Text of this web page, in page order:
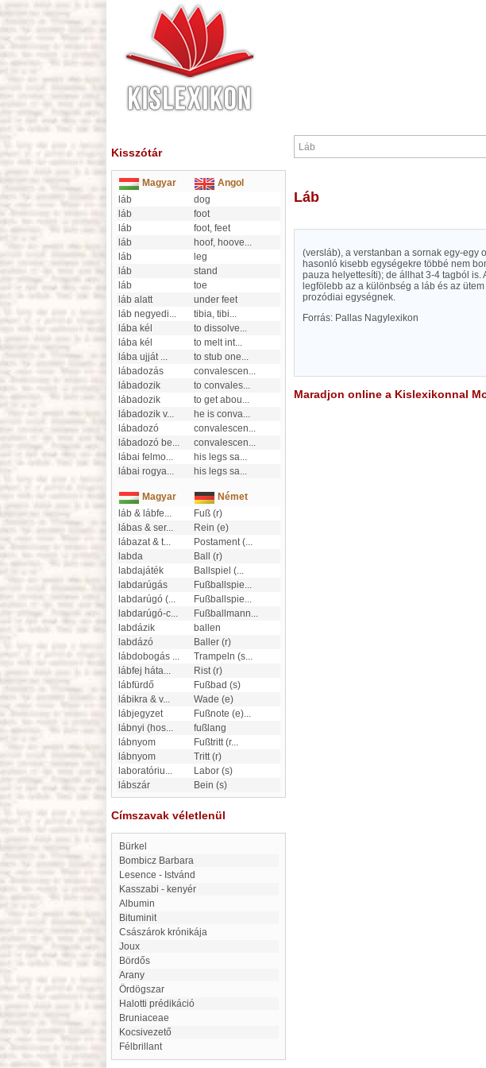
Kisszótár
Magyar
Angol
láb
dog
láb
foot
láb
foot, feet
láb
hoof, hoove...
láb
leg
láb
stand
láb
toe
láb alatt
under feet
láb negyedi... tibia, tibi...
lába kél
to dissolve...
lába kél
to melt int...
lába ujját ... to stub one...
lábadozás
convalescen...
lábadozik
to convales...
lábadozik
to get abou...
lábadozik v... he is conva...
lábadozó
convalescen...
lábadozó be... convalescen...
lábai felmo... his legs sa...
lábai rogya... his legs sa...
Magyar
Német
láb & lábfe...
Fuß (r)
lábas & ser...
Rein (e)
lábazat & t... Postament (...
labda
Ball (r)
labdajáték
Ballspiel (...
labdarúgás
Fußballspie...
labdarúgó (... Fußballspie...
labdarúgó-c... Fußballmann...
labdázik
ballen
labdázó
Baller (r)
lábdobogás ... Trampeln (s...
lábfej háta...
Rist (r)
lábfürdő
Fußbad (s)
lábikra & v...
Wade (e)
lábjegyzet
Fußnote (e)...
lábnyi (hos...
fußlang
lábnyom
Fußtritt (r...
lábnyom
Tritt (r)
laboratóriu...
Labor (s)
lábszár
Bein (s)
Címszavak véletlenül
Bürkel
Bombicz Barbara
Lesence - Istvánd
Kasszabi - kenyér
Albumin
bituminit
Császárok krónikája
Joux
Bördős
Arany
Ördögszar
Halotti prédikáció
Bruniaceae
Kocsivezető
Félbrillant
Láb
(versláb), a verstanban a sornak egy-egy
hasonló kisebb egységekre többé nem
pauza helyettesíti); de állhat 3-4 tagból
legfölebb az a különbség a láb és az
prozódiai egységnek.
Forrás: Pallas Nagylexikon
Maradjon online a Kislexikonnal